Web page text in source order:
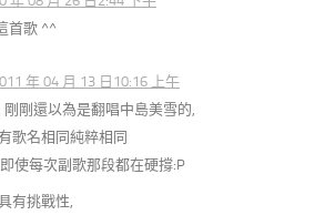
首歌 ^^
年 04 月 13 日10:16 上午
剛還以為是翻唱中島美雪的,
歌名相同純粹相同
使每次副歌那段都在硬撐:P
有挑戰性,